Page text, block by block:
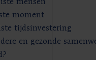
mensen
moment
tijdsinvestering
en gezonde